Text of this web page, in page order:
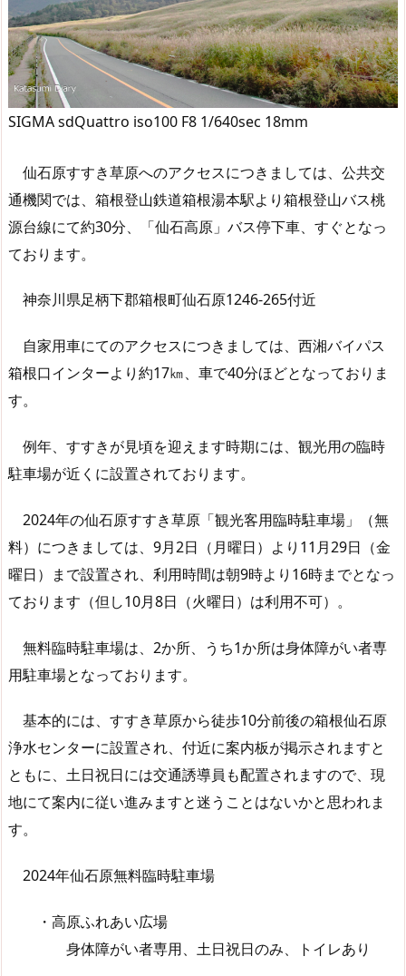
SIGMA sdQuattro iso100 F8 1/640sec 18mm
仙石原すすき草原へのアクセスにつきましては、公共交
通機関では、箱根登山鉄道箱根湯本駅より箱根登山バス桃
源台線にて約30分、「仙石高原」バス停下車、すぐとなっ
ております。
神奈川県足柄下郡箱根町仙石原1246-265付近
自家用車にてのアクセスにつきましては、西湘バイパス
箱根口インターより約17㎞、車で40分ほどとなっておりま
す。
例年、すすきが見頃を迎えます時期には、観光用の臨時
駐車場が近くに設置されております。
2024年の仙石原すすき草原「観光客用臨時駐車場」（無
料）につきましては、9月2日（月曜日）より11月29日（金
曜日）まで設置され、利用時間は朝9時より16時までとなっ
ております（但し10月8日（火曜日）は利用不可）。
無料臨時駐車場は、2か所、うち1か所は身体障がい者専
用駐車場となっております。
基本的には、すすき草原から徒歩10分前後の箱根仙石原
浄水センターに設置され、付近に案内板が掲示されますと
ともに、土日祝日には交通誘導員も配置されますので、現
地にて案内に従い進みますと迷うことはないかと思われま
す。
2024年仙石原無料臨時駐車場
・高原ふれあい広場
身体障がい者専用、土日祝日のみ、トイレあり